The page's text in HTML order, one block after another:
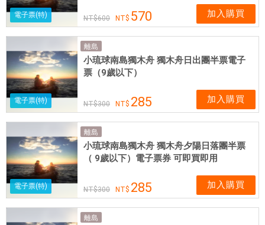
電子票(特) 600 570 加入購買
電子票(特)
離島
小琉球南島獨木舟 獨木舟日出團半票電子
票（9歲以下）
300 285 加入購買
電子票(特)
離島
小琉球南島獨木舟 獨木舟夕陽日落團半票
（ 9歲以下）電子票券 可即買即用
300 285 加入購買
離島